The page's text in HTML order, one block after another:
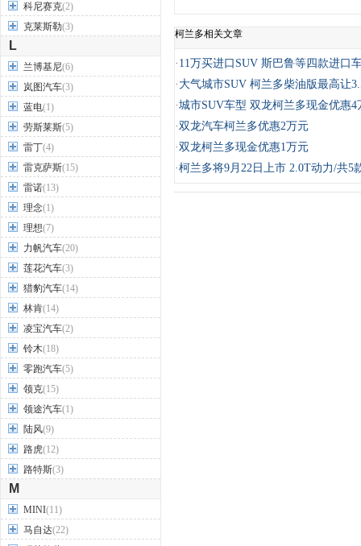
科尼赛克(2)
克莱斯勒(3)
L
兰博基尼(6)
岚图汽车(3)
蓝电(1)
劳斯莱斯(5)
雷丁(4)
雷克萨斯(15)
雷诺(13)
理念(1)
理想(7)
力帆汽车(20)
莲花汽车(3)
猎豹汽车(14)
林肯(14)
凌宝汽车(2)
铃木(18)
零跑汽车(5)
领克(15)
领途汽车(1)
陆风(9)
路虎(12)
路特斯(3)
M
MINI(11)
马自达(22)
柯兰多相关文章
· 11万买进口SUV 斯巴鲁等四款进口
· 大气城市SUV 柯兰多柴油版最高让
·城市SUV车型 双龙柯兰多现金优惠4
·双龙汽车柯兰多优惠2万元
·双龙柯兰多现金优惠1万元
·柯兰多将9月22日上市 2.0T动力/共5